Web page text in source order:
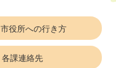
市役所への行き方
各課連絡先